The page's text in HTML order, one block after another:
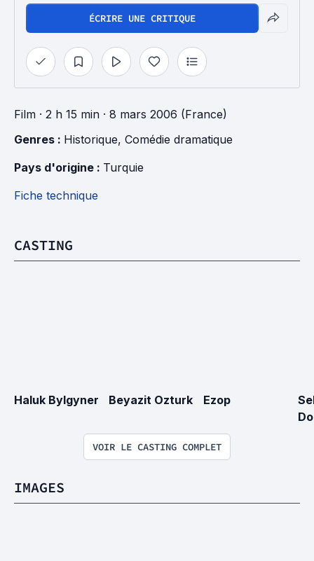
ÉCRIRE UNE CRITIQUE
Film · 2 h 15 min · 8 mars 2006 (France)
Genres : Historique, Comédie dramatique
Pays d'origine : Turquie
Fiche technique
CASTING
Haluk Bylgyner Beyazit Ozturk Ezop
VOIR LE CASTING COMPLET
IMAGES